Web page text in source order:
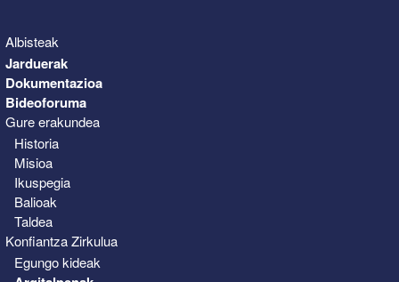
Albisteak
Jarduerak
Dokumentazioa
Bideoforuma
Gure erakundea
Historia
Misioa
Ikuspegia
Balioak
Taldea
Konfiantza Zirkulua
Egungo kideak